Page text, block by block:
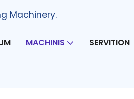
Machinery.
MACHINIS SERVITION